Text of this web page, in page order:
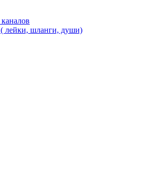
лейки, шланги, души)